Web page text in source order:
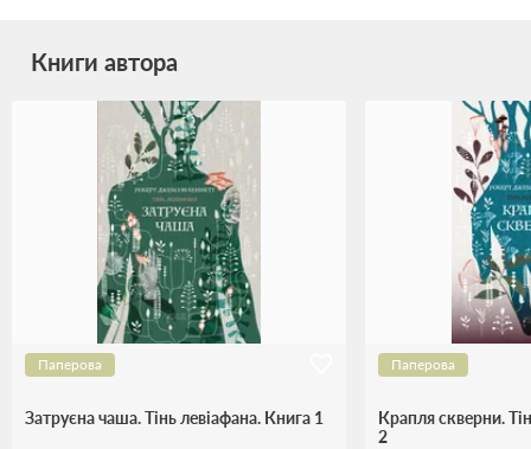
Книги автора
Паперова
Затруєна чаша. Тінь левіафана. Книга 1
Паперова
Крапля скверни.
2